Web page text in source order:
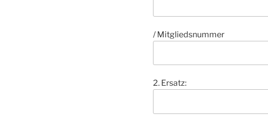
/ Mitgliedsnummer
2. Ersatz: